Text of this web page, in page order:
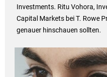
Investments. Ritu Vohora,
Capital Markets bei T. Rowe
genauer hinschauen sollten.